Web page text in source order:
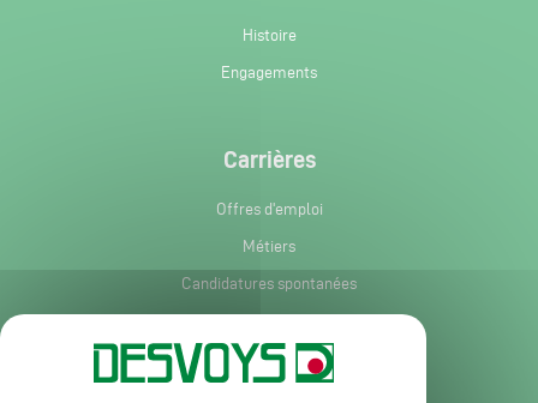
Histoire
Engagements
Carrières
Offres d'emploi
Métiers
Candidatures spontanées
Services et informations